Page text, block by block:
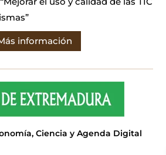
información
Ciencia y Agenda Digital